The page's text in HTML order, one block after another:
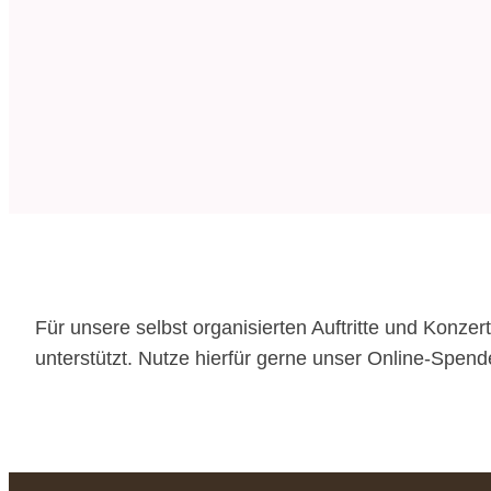
Für unsere selbst organisierten Auftritte und
unterstützt. Nutze hierfür gerne unser Online-